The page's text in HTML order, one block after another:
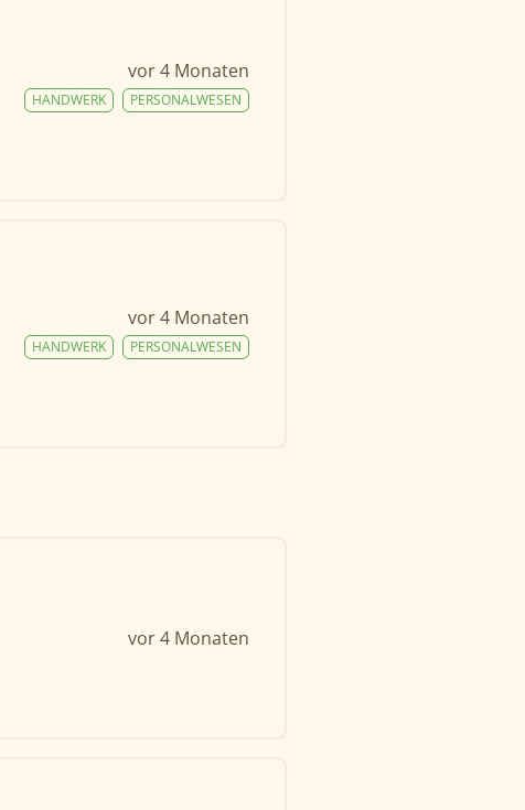
vor 4 Monaten
PERSONALWESEN
HANDWERK
vor 4 Monaten
PERSONALWESEN
HANDWERK
vor 4 Monaten